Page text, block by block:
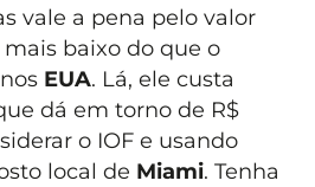
vale a pena pelo valor
baixo do que o
EUA. Lá, ele custa
dá em torno de R$
o IOF e usando
local de Miami. Tenha